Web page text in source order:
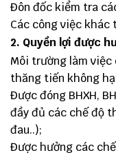
Đôn đốc kiểm tra
Các công việc khác
2. Quyền lợi được
Môi trường làm việc
thăng tiến không
Được đóng BHXH,
đầy đủ các chế độ
đau..);
Được hưởng các